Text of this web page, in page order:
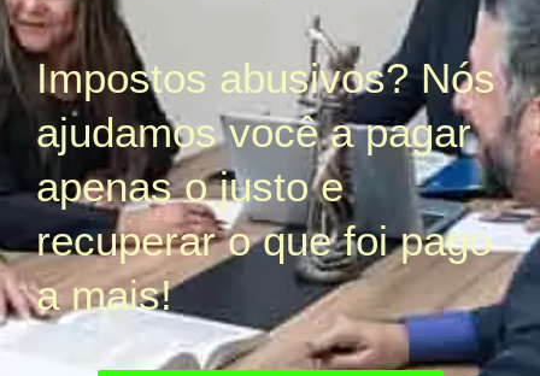
Impostos abusivos? Nós
ajudamos você a pagar
apenas o justo e
recuperar o que foi pago
a mais!